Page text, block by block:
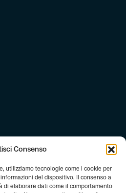
Consenso
utilizziamo tecnologie come i cookie per
del dispositivo. Il consenso a
di elaborare dati come il comportamento